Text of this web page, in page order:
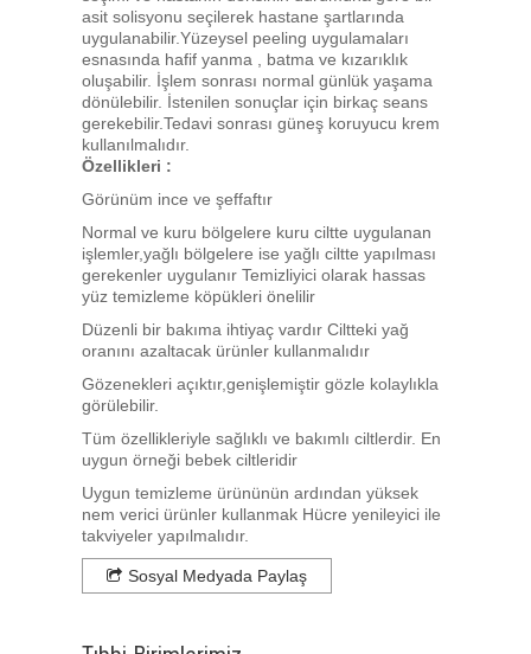
asit solisyonu seçilerek hastane şartlarında
uygulanabilir.Yüzeysel peeling uygulamaları
esnasında hafif yanma , batma ve kızarıklık
oluşabilir. İşlem sonrası normal günlük yaşama
dönülebilir. İstenilen sonuçlar için birkaç seans
gerekebilir.Tedavi sonrası güneş koruyucu krem
kullanılmalıdır.
Özellikleri :
Görünüm ince ve şeffaftır
Normal ve kuru bölgelere kuru ciltte uygulanan
işlemler,yağlı bölgelere ise yağlı ciltte yapılması
gerekenler uygulanır Temizliyici olarak hassas
yüz temizleme köpükleri önelilir
Düzenli bir bakıma ihtiyaç vardır Ciltteki yağ
oranını azaltacak ürünler kullanmalıdır
Gözenekleri açıktır,genişlemiştir gözle kolaylıkla
görülebilir.
Tüm özellikleriyle sağlıklı ve bakımlı ciltlerdir. En
uygun örneği bebek ciltleridir
Uygun temizleme ürününün ardından yüksek
nem verici ürünler kullanmak Hücre yenileyici ile
takviyeler yapılmalıdır.
Sosyal Medyada Paylaş